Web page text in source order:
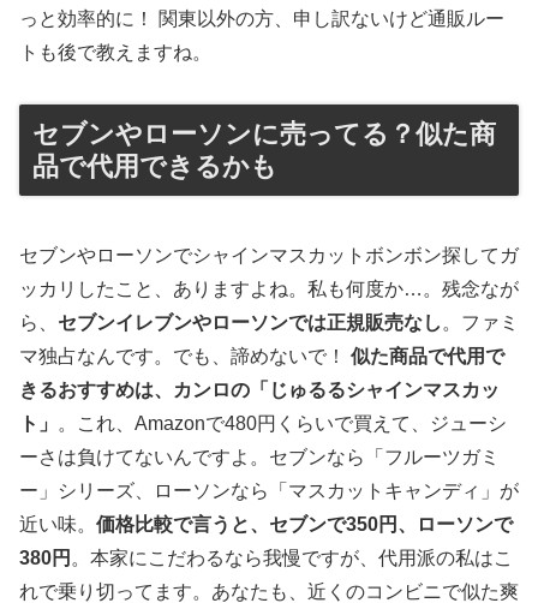
っと効率的に！ 関東以外の方、申し訳ないけど通販ルー
トも後で教えますね。
セブンやローソンに売ってる？似た商
品で代用できるかも
セブンやローソンでシャインマスカットボンボン探してガ
ッカリしたこと、ありますよね。私も何度か…。残念なが
ら、 セブンイレブンやローソンでは正規販売なし 。ファミ
マ独占なんです。でも、諦めないで！ 似た商品で代用で
きるおすすめは、カンロの「じゅるるシャインマスカッ
ト」
。これ、Amazonで480円くらいで買えて、ジューシ
ーさは負けてないんですよ。セブンなら「フルーツガミ
ー」シリーズ、ローソンなら「マスカットキャンディ」が
近い味。 価格比較で言うと、セブンで350円、ローソンで
380円 。本家にこだわるなら我慢ですが、代用派の私はこ
れで乗り切ってます。あなたも、近くのコンビニで似た爽